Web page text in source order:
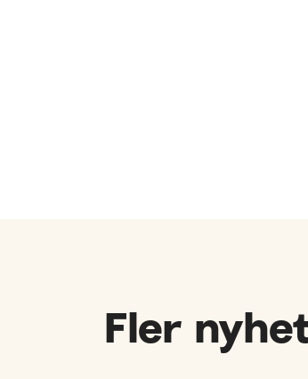
Fler